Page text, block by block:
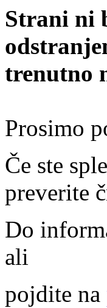
Strani ni
trenutno
Prosimo
Če ste
preverite
Do
ali
pojdite na